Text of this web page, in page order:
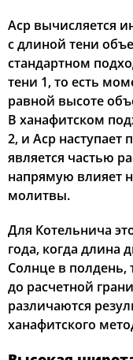
Аср вычисляется
с длиной тени
стандартном
тени 1, то есть
равной высоте
В ханафитском
2, и Аср наступает
является частью
напрямую влияет
молитвы.
Для Котельнича
года, когда длина
Солнце в полдень,
до расчетной
различаются
ханафитского